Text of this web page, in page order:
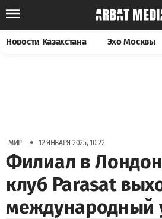
Новости Казахстана Эхо Москвы
МИР • 12 ЯНВАРЯ 2025, 10:22
Филиал в
клуб Parasat
международный